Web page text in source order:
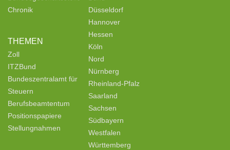
Chronik
THEMEN
Zoll
ITZBund
Bundeszentralamt für
Steuern
Berufsbeamtentum
Positionspapiere
Stellungnahmen
Düsseldorf
Hannover
Hessen
Köln
Nord
Nürnberg
Rheinland-Pfalz
Saarland
Sachsen
Südbayern
Westfalen
Württemberg